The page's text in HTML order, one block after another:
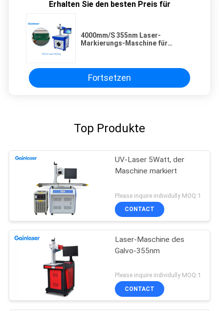
Erhalten Sie den besten Preis für
4000mm/S 355nm Laser-
Markierungs-Maschine für
Fortsetzen
Top Produkte
UV-Laser 5Watt, der
Maschine markiert
Please inquire individully MOQ:1
CONTACT
Laser-Maschine des
Galvo-355nm
Please inquire individully MOQ:1
CONTACT